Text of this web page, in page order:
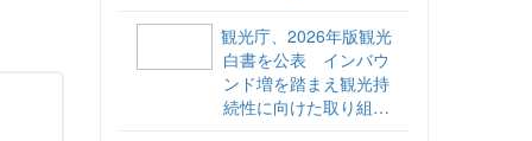
観光庁、2026年版観光
白書を公表 インバウ
ンド増を踏まえ観光持
続性に向けた取り組み